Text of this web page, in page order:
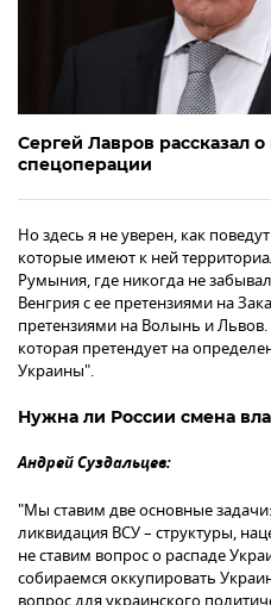
Сергей Лавров рассказал
спецоперации
Но здесь я не уверен, как
которые имеют к ней
Румыния, где никогда не
Венгрия с ее претензиями на
претензиями на Волынь и
которая претендует на
Украины".
Нужна ли России смена
Андрей Суздальцев:
"Мы ставим две основные
ликвидация ВСУ – структуры,
не ставим вопрос о распаде
собираемся оккупировать
вопрос для украинского